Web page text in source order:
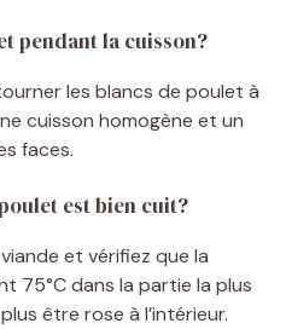
i
d
e
o
pendant la cuisson?
les blancs de poulet à
cuisson homogène et un
faces.
est bien cuit?
et vérifiez que la
75°C dans la partie la plus
être rose à l’intérieur.